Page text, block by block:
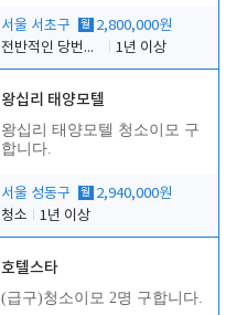
서울 서초구 월 2,800,000원
전반적인 당번업무
1년 이상
왕십리 태양모텔
왕십리 태양모텔 청소이모 구
합니다.
서울 성동구 월 2,940,000원
청소
1년 이상
호텔스타
(급구)청소이모 2명 구합니다.